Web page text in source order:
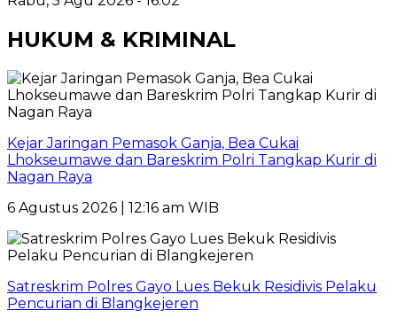
HUKUM & KRIMINAL
Kejar Jaringan Pemasok Ganja, Bea Cukai
Lhokseumawe dan Bareskrim Polri Tangkap Kurir di
Nagan Raya
6 Agustus 2026 | 12:16 am WIB
Satreskrim Polres Gayo Lues Bekuk Residivis Pelaku
Pencurian di Blangkejeren